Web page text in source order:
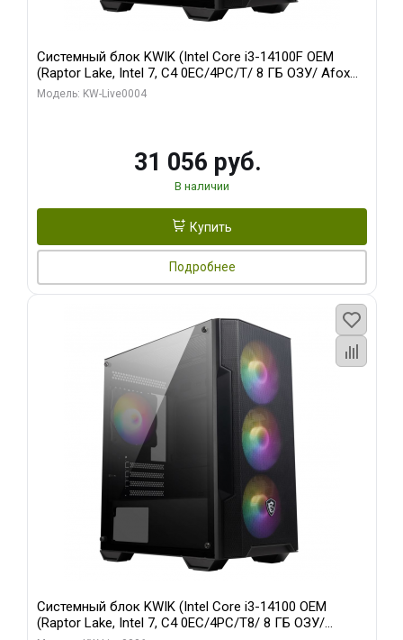
Системный блок KWIK (Intel Core i3-14100F OEM
(Raptor Lake, Intel 7, C4 0EC/4PC/T/ 8 ГБ ОЗУ/ Afox
R5 220 1GB DDR3 64bit VGA DVI HDMI 1FAN LP RTL /
Модель: KW-Live0004
31 056 руб.
В наличии
Купить
Подробнее
Системный блок KWIK (Intel Core i3-14100 OEM
(Raptor Lake, Intel 7, C4 0EC/4PC/T8/ 8 ГБ ОЗУ/